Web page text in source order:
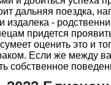
дальняя поездка,
издалека -
придется
оценить это и
Если же между
собственное